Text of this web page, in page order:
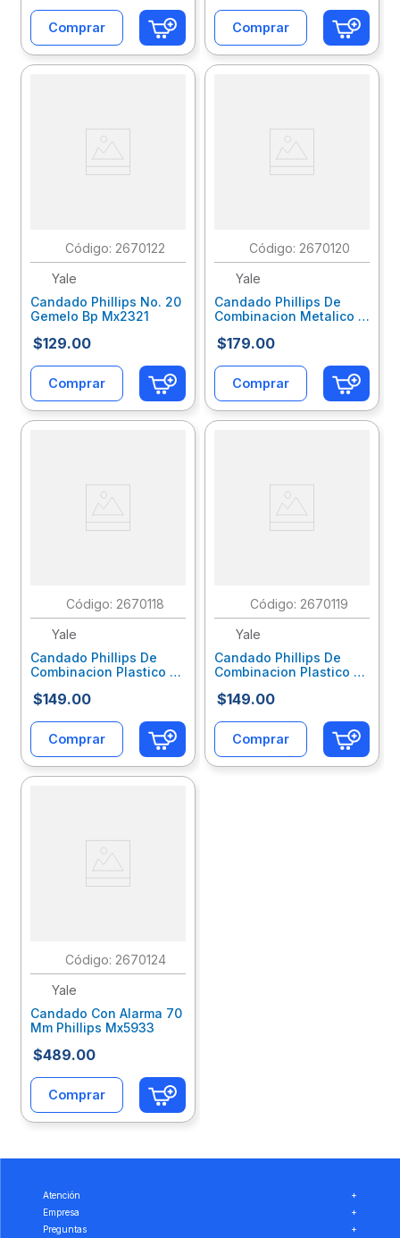
Comprar Comprar
: 2670122
Yale
Candado Phillips No. 20
Gemelo Bp Mx2321
$129.00
Comprar
: 2670120
Yale
Candado Phillips De
Combinacion Metalico 4
$179.00
Comprar
: 2670118
Yale
Candado Phillips De
Combinacion Plastico 3
$149.00
Comprar
: 2670119
Yale
Candado Phillips De
Combinacion Plastico 3
$149.00
Comprar
: 2670124
Yale
Candado Con Alarma 70
Mm Phillips Mx5933
$489.00
Comprar
Atención
+
Empresa
+
Preguntas
+